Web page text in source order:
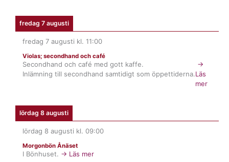
fredag 7 augusti
fredag 7 augusti kl. 11:00
Violas; secondhand och café
Secondhand och café med gott kaffe.
Inlämning till secondhand samtidigt som öppettiderna.
→
Läs
mer
lördag 8 augusti
lördag 8 augusti kl. 09:00
Morgonbön Ånäset
I Bönhuset. → Läs mer